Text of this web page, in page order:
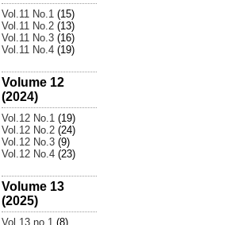
Vol.11 No.1 (15)
Vol.11 No.2 (13)
Vol.11 No.3 (16)
Vol.11 No.4 (19)
Volume 12
(2024)
Vol.12 No.1 (19)
Vol.12 No.2 (24)
Vol.12 No.3 (9)
Vol.12 No.4 (23)
Volume 13
(2025)
Vol.13 no.1 (8)